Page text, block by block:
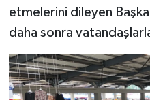
etmelerini dileyen
daha sonra